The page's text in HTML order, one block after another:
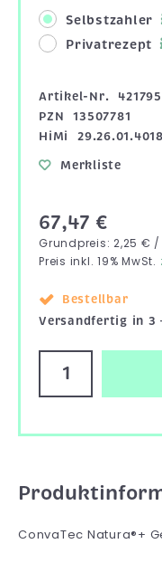
Selbstzahler
Privatrezept
Artikel-Nr.
421795
PZN
13507781
HiMi
29.26.01.4018
Merkliste
67,47 €
Grundpreis: 2,25 €
Preis inkl. 19% MwSt.
Bestellbar
Versandfertig in 3
ConvaTec Natura®+